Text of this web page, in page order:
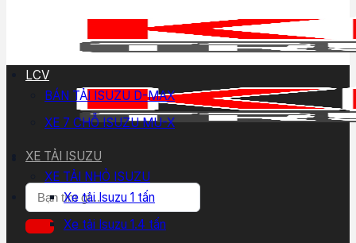
Tìm
kiếm:
LCV
BÁN TẢI ISUZU D-MAX
XE 7 CHỖ ISUZU MU-X
XE TẢI ISUZU
XE TẢI NHỎ ISUZU
Xe tải Isuzu 1 tấn
Xe tải Isuzu 1.4 tấn